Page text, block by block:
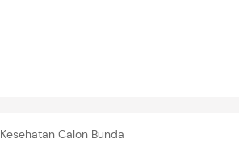
Kesehatan Calon Bunda